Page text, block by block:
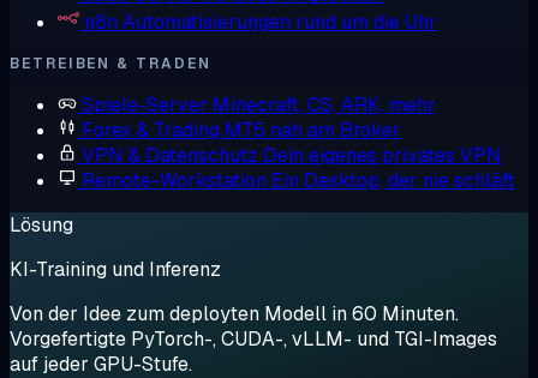
n8n Automatisierungen rund um die Uhr
BETREIBEN & TRADEN
Spiele-Server Minecraft, CS, ARK, mehr
Forex & Trading MT5 nah am Broker
VPN & Datenschutz Dein eigenes privates VPN
Remote-Workstation Ein Desktop, der nie schläft
Lösung
KI-Training und Inferenz
Von der Idee zum deployten Modell in 60 Minuten.
Vorgefertigte PyTorch-, CUDA-, vLLM- und TGI-Images
auf jeder GPU-Stufe.